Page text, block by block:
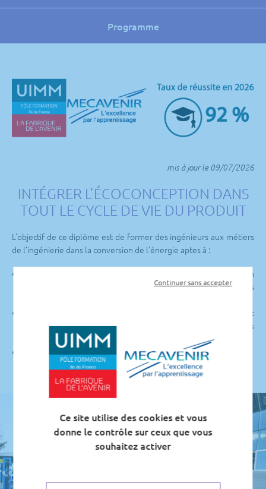
Ce site utilise des cookies et vous
donne le contrôle sur ceux que vous
souhaitez activer
Continuer sans accepter
Programme
mis à jour le 09/07/2026
INTÉGRER L’ÉCOCONCEPTION DANS
TOUT LE CYCLE DE VIE DU PRODUIT
L’objectif de ce diplôme est de former des ingénieurs aux métiers
de l’ingénierie dans la conversion de l’énergie aptes à :
Concevoir des systèmes et des procédés énergétiques en
anticipant les enjeux stratégiques du développement des
Appréhender les perspectives du changement économique et
managérial soulevées par l’écologie industrielle dans les
projets de la vie du produit, de sa conception à son recyclage.
Travailler avec une équipe projet.